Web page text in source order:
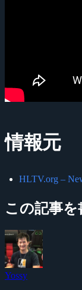
情報元
HLTV.org –
この記事を
Yossy